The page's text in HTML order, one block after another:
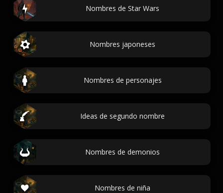
Nombres de Star Wars
Nombres japoneses
Nombres de personajes
Ideas de segundo nombre
Nombres de demonios
Nombres de niña